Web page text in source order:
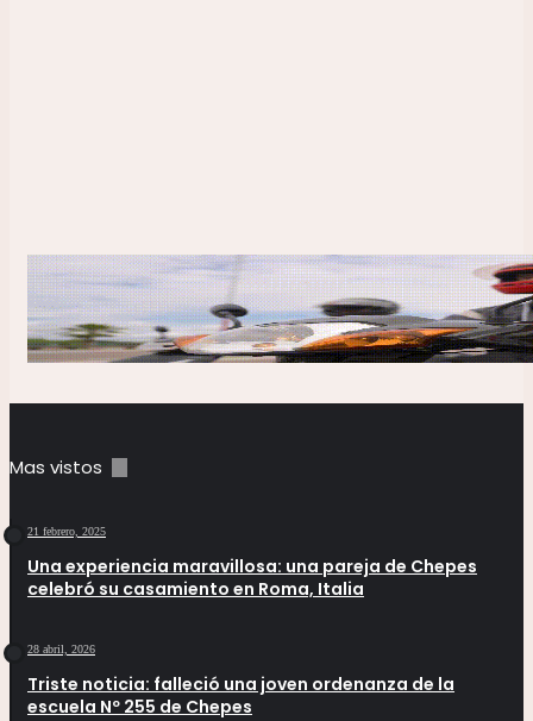
Mas vistos
21 febrero, 2025
Una experiencia maravillosa: una pareja de Chepes
celebró su casamiento en Roma, Italia
28 abril, 2026
Triste noticia: falleció una joven ordenanza de la
escuela Nº 255 de Chepes